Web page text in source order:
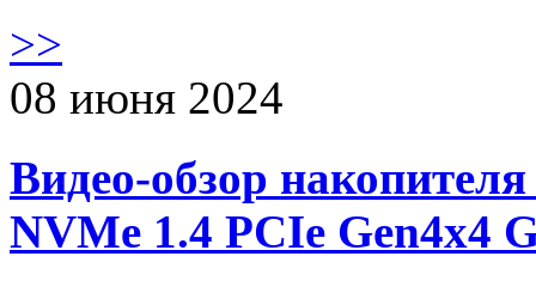
>>
08 июня 2024
Видео-обзор
NVMe 1.4 PCIe Gen4х4